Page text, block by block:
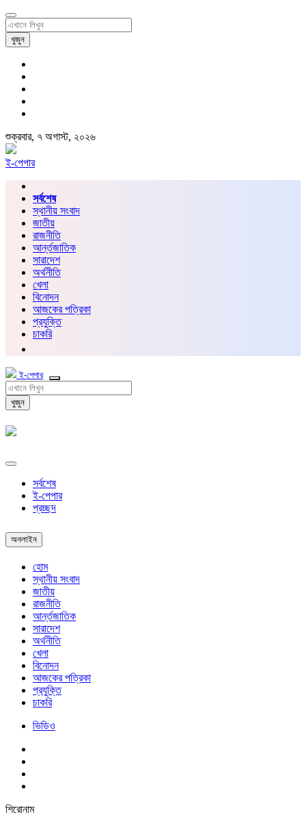
খুজুন
শুক্রবার, ৭ অগাস্ট, ২০২৬
ই-পেপার
সর্বশেষ
স্থানীয় সংবাদ
জাতীয়
রাজনীতি
আর্ন্তজাতিক
সারাদেশ
অর্থনীতি
খেলা
বিনোদন
আজকের পত্রিকা
প্রযুক্তি
চাকরি
ই-পেপার
খুজুন
সর্বশেষ
ই-পেপার
প্রচ্ছদ
অনলাইন
হোম
স্থানীয় সংবাদ
জাতীয়
রাজনীতি
আর্ন্তজাতিক
সারাদেশ
অর্থনীতি
খেলা
বিনোদন
আজকের পত্রিকা
প্রযুক্তি
চাকরি
ভিডিও
শিরোনাম